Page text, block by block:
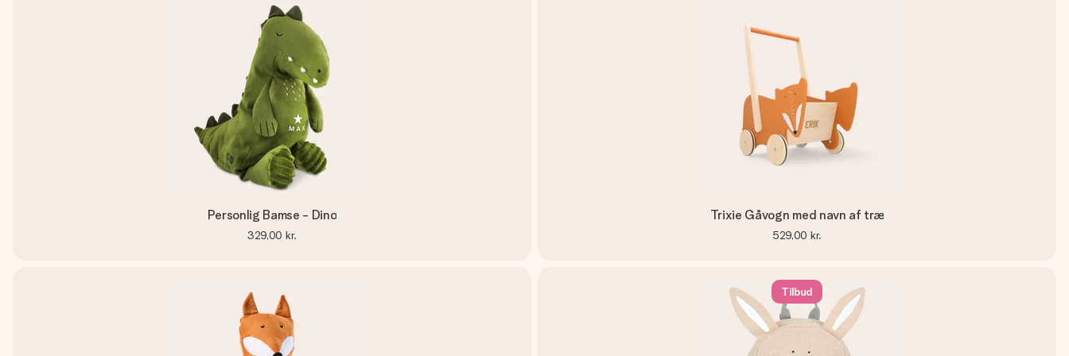
Personlig Bamse - Dino
329,00 kr.
Trixie Gåvogn med navn af træ
529,00 kr.
Tilbud